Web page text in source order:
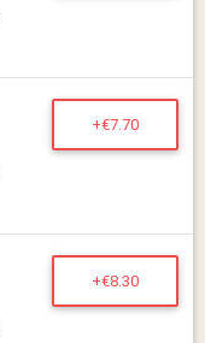
+€7.70
+€8.30